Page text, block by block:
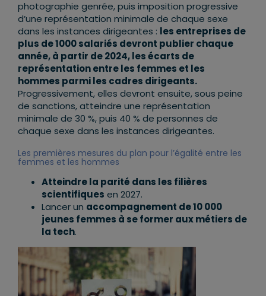
photographie genrée, puis imposition progressive
d’une représentation minimale de chaque sexe
dans les instances dirigeantes : les entreprises de
plus de 1000 salariés devront publier chaque
année, à partir de 2024, les écarts de
représentation entre les femmes et les
hommes parmi les cadres dirigeants.
Progressivement, elles devront ensuite, sous peine
de sanctions, atteindre une représentation
minimale de 30 %, puis 40 % de personnes de
chaque sexe dans les instances dirigeantes.
Les premières mesures du plan pour l’égalité entre les
femmes et les hommes
Atteindre la parité dans les filières
scientifiques en 2027.
Lancer un accompagnement de 10 000
jeunes femmes à se former aux métiers de
la tech.